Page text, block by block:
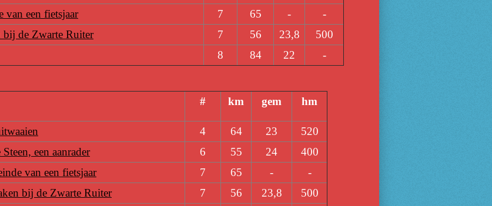
van een fietsjaar 7 65 -
-
bij de Zwarte Ruiter 7 56 23,8
500
8 84 22 -
# km gem hm
4 64 23 520
een aanrader 6 55 24 400
van een fietsjaar 7 65 - -
bij de Zwarte Ruiter 7 56 23,8 500